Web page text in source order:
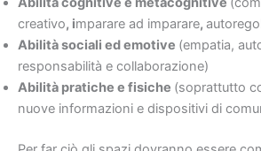
creativo, imparare ad imparare,
Abilità sociali ed emotive (empatia,
responsabilità e collaborazione)
Abilità pratiche e fisiche (soprattutto
nuove informazioni e dispositivi di